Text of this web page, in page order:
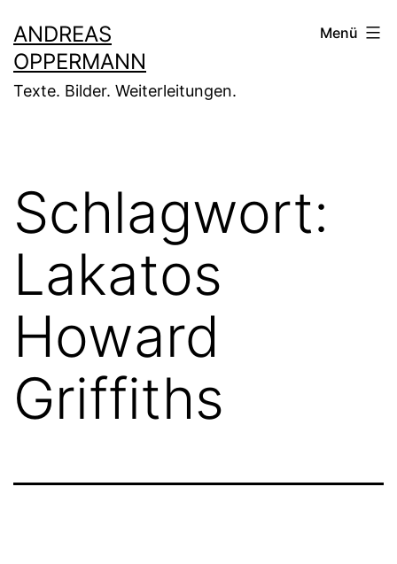
Inhalt
springen
ANDREAS
OPPERMANN
Texte. Bilder. Weiterleitungen.
Menü
Schlagwort:
Lakatos
Howard
Griffiths